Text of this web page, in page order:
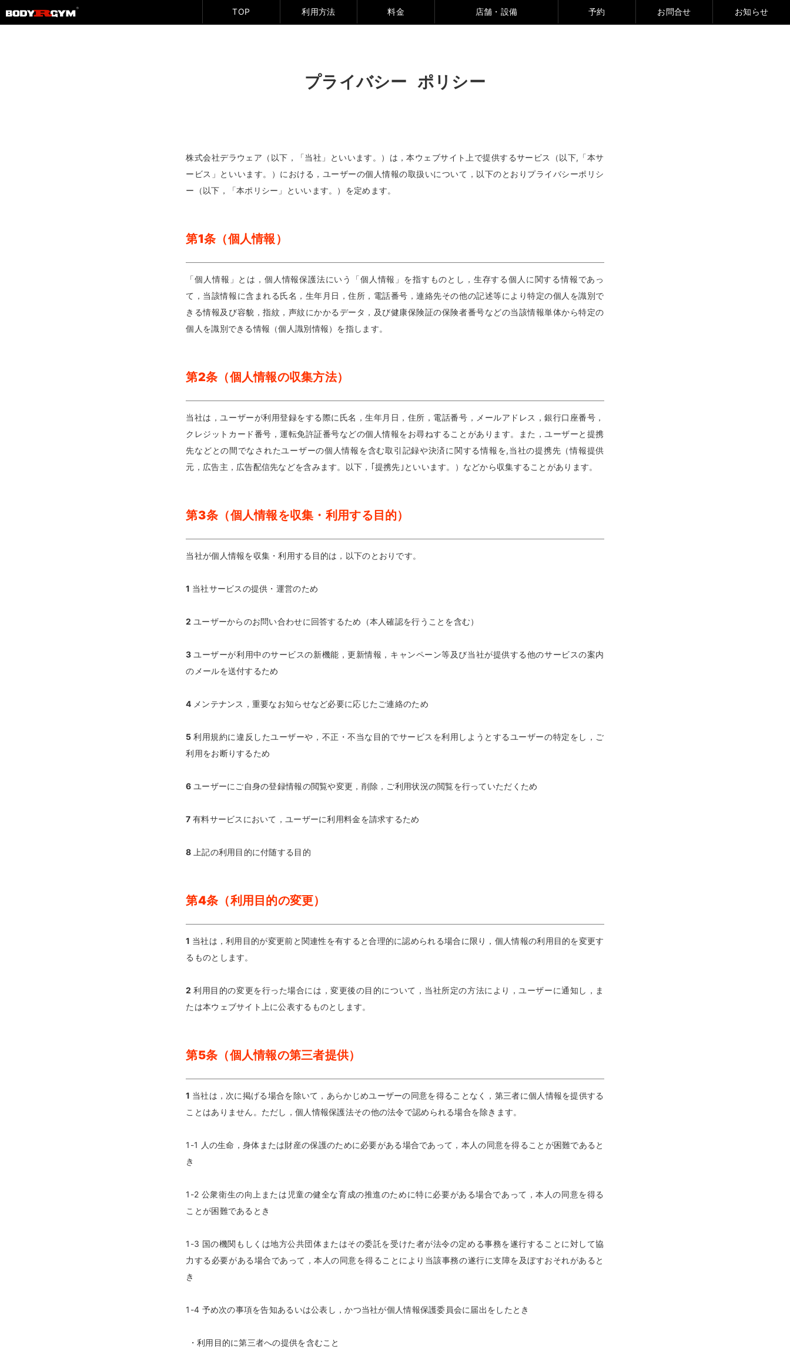
TOP 利用方法 料金 店舗・設備 予約 お問合せ お知らせ
プライバシー ポリシー
株式会社デラウェア（以下，「当社」といいます。）は，本ウェブサイト上で提供するサービス（以下,「本サ
ービス」といいます。）における，ユーザーの個人情報の取扱いについて，以下のとおりプライバシーポリシ
ー（以下，「本ポリシー」といいます。）を定めます。
第1条（個人情報）
「個人情報」とは，個人情報保護法にいう「個人情報」を指すものとし，生存する個人に関する情報であっ
て，当該情報に含まれる氏名，生年月日，住所，電話番号，連絡先その他の記述等により特定の個人を識別で
きる情報及び容貌，指紋，声紋にかかるデータ，及び健康保険証の保険者番号などの当該情報単体から特定の
個人を識別できる情報（個人識別情報）を指します。
第2条（個人情報の収集方法）
当社は，ユーザーが利用登録をする際に氏名，生年月日，住所，電話番号，メールアドレス，銀行口座番号，
クレジットカード番号，運転免許証番号などの個人情報をお尋ねすることがあります。また，ユーザーと提携
先などとの間でなされたユーザーの個人情報を含む取引記録や決済に関する情報を,当社の提携先（情報提供
元，広告主，広告配信先などを含みます。以下，｢提携先｣といいます。）などから収集することがあります。
第3条（個人情報を収集・利用する目的）
当社が個人情報を収集・利用する目的は，以下のとおりです。
1 当社サービスの提供・運営のため
2 ユーザーからのお問い合わせに回答するため（本人確認を行うことを含む）
3 ユーザーが利用中のサービスの新機能，更新情報，キャンペーン等及び当社が提供する他のサービスの案内
のメールを送付するため
4 メンテナンス，重要なお知らせなど必要に応じたご連絡のため
5利用規約に違反したユーザーや，不正・不当な目的でサービスを利用しようとするユーザーの特定をし，ご
利用をお断りするため
6 ユーザーにご自身の登録情報の閲覧や変更，削除，ご利用状況の閲覧を行っていただくため
7 有料サービスにおいて，ユーザーに利用料金を請求するため
8 上記の利用目的に付随する目的
第4条（利用目的の変更）
1 当社は，利用目的が変更前と関連性を有すると合理的に認められる場合に限り，個人情報の利用目的を変更す
るものとします。
2利用目的の変更を行った場合には，変更後の目的について，当社所定の方法により，ユーザーに通知し，ま
たは本ウェブサイト上に公表するものとします。
第5条（個人情報の第三者提供）
1 当社は，次に掲げる場合を除いて，あらかじめユーザーの同意を得ることなく，第三者に個人情報を提供する
ことはありません。ただし，個人情報保護法その他の法令で認められる場合を除きます。
1-1 人の生命，身体または財産の保護のために必要がある場合であって，本人の同意を得ることが困難であると
き
1-2 公衆衛生の向上または児童の健全な育成の推進のために特に必要がある場合であって，本人の同意を得る
ことが困難であるとき
1-3 国の機関もしくは地方公共団体またはその委託を受けた者が法令の定める事務を遂行することに対して協
力する必要がある場合であって，本人の同意を得ることにより当該事務の遂行に支障を及ぼすおそれがあると
き
1-4 予め次の事項を告知あるいは公表し，かつ当社が個人情報保護委員会に届出をしたとき
・利用目的に第三者への提供を含むこと